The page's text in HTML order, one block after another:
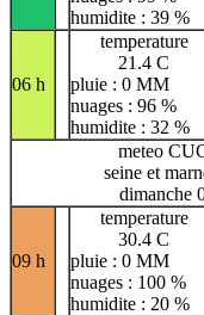
humidite : 39 %
06 h
temperature
21.4 C
pluie : 0 MM
nuages : 96 %
humidite : 32 %
meteo
seine et
dimanche
09 h
temperature
30.4 C
pluie : 0 MM
nuages : 100 %
humidite : 20 %